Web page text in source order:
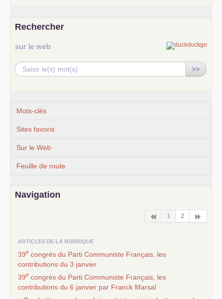
Rechercher
sur le web
>>
Mots-clés
Sites favoris
Sur le Web
Feuille de route
Navigation
1 2
ARTICLES DE LA RUBRIQUE
39e congrès du Parti Communiste Français, les
contributions du 3 janvier
39e congrès du Parti Communiste Français, les
contributions du 6 janvier par Franck Marsal